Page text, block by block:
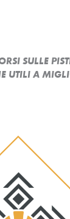
SULLE
UTILI A